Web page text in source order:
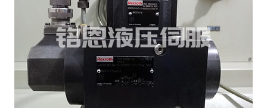
维修现场
售后服务
联系我们